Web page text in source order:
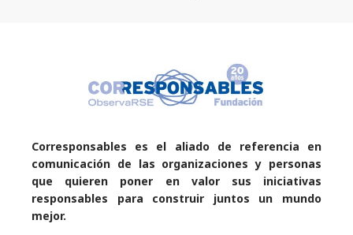
Corresponsables es el aliado de referencia en
comunicación de las organizaciones y personas
que quieren poner en valor sus iniciativas
responsables para construir juntos un mundo
mejor.